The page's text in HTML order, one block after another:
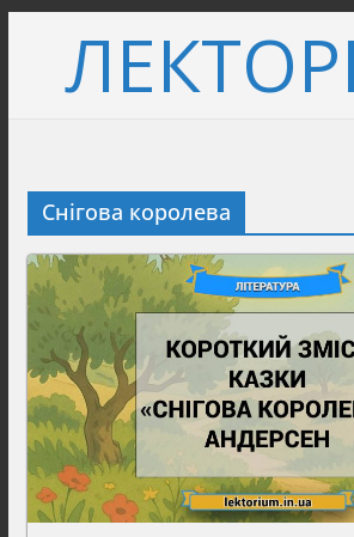
вмісту
Снігова королева